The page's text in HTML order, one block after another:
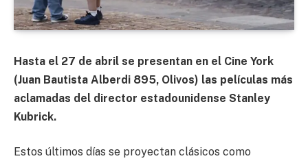
Hasta el 27 de abril se presentan en el Cine York
(Juan Bautista Alberdi 895, Olivos) las películas más
aclamadas del director estadounidense Stanley
Kubrick.
Estos últimos días se proyectan clásicos como